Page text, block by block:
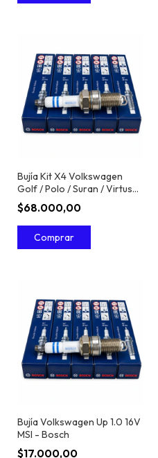
Bujía Kit X4 Volkswagen
Golf / Polo / Suran / Virtus
1.6 16V MSI - Bosch
$68.000,00
Bujía Volkswagen Up 1.0 16V
MSI - Bosch
$17.000,00